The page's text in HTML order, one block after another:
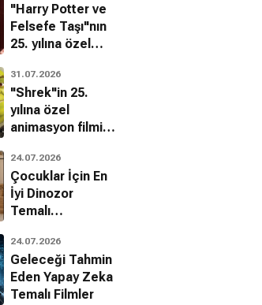
"Harry Potter ve
Felsefe Taşı"nın
25. yılına özel
bilinmeyenleri!
31.07.2026
"Shrek"in 25.
yılına özel
animasyon filmin
24.07.2026
Çocuklar İçin En
İyi Dinozor
Temalı
Filmleri
24.07.2026
Geleceği Tahmin
Eden Yapay Zeka
Temalı Filmler